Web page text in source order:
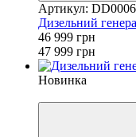
Артикул:
Дизельний
46 999 грн
47 999 грн
Новинка